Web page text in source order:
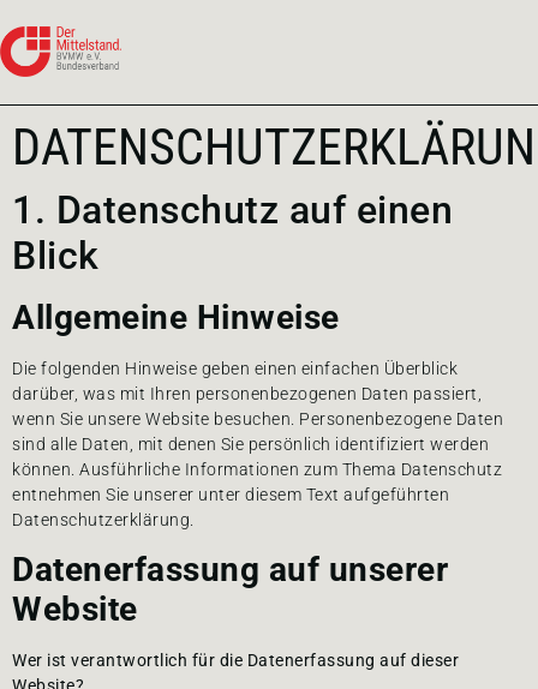
1. Datenschutz auf einen
Blick
Allgemeine Hinweise
Die folgenden Hinweise geben einen einfachen Überblick
darüber, was mit Ihren personenbezogenen Daten passiert,
wenn Sie unsere Website besuchen. Personenbezogene Daten
sind alle Daten, mit denen Sie persönlich identifiziert werden
können. Ausführliche Informationen zum Thema Datenschutz
entnehmen Sie unserer unter diesem Text aufgeführten
Datenschutzerklärung.
Datenerfassung auf unserer
Website
Wer ist verantwortlich für die Datenerfassung auf dieser